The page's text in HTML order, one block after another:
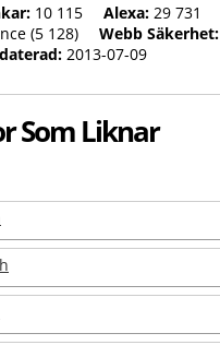
10 115 Alexa: 29 731
(5 128) Webb Säkerhet:
2013-07-09
Som Liknar